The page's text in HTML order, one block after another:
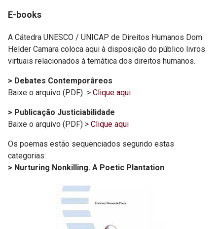
E-books
A Cátedra UNESCO / UNICAP de Direitos Humanos Dom
Helder Camara coloca aqui à disposição do público livros
virtuais relacionados à temática dos direitos humanos.
> Debates Contemporâreos
Baixe o arquivo (PDF) > Clique aqui
> Publicação Justiciabilidade
Baixe o arquivo (PDF) > Clique aqui
Os poemas estão sequenciados segundo estas
categorias:
> Nurturing Nonkilling. A Poetic Plantation